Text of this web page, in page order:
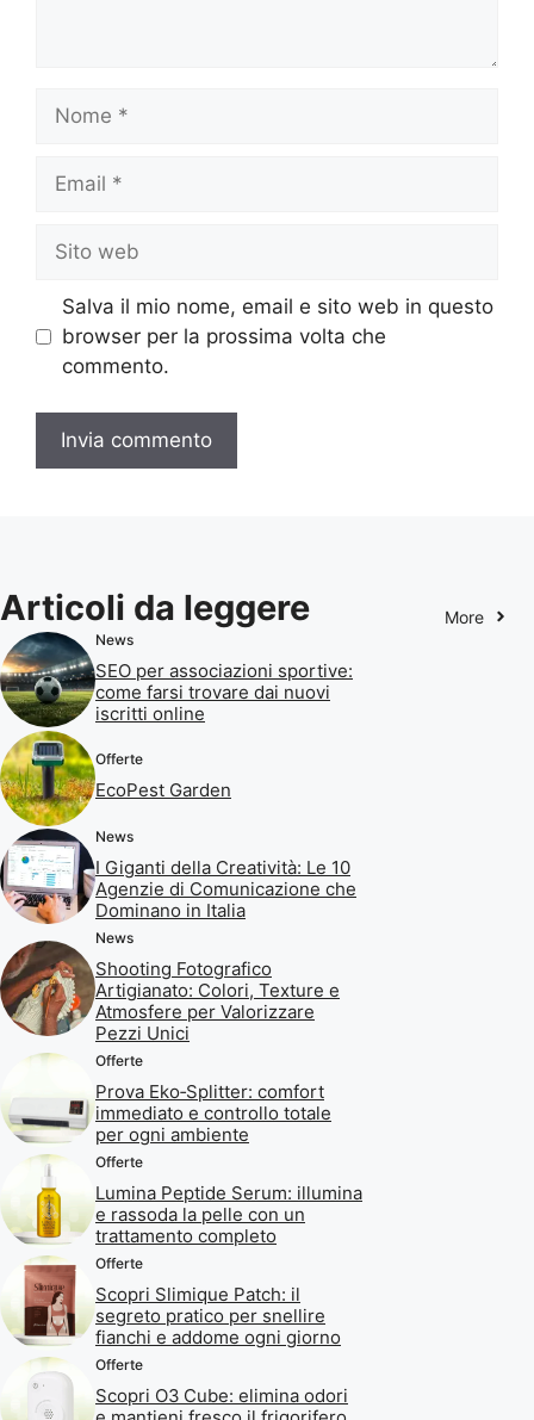
Nome
Email
Sito
web
Salva il mio nome, email e sito web in questo
browser per la prossima volta che
commento.
Articoli da leggere More
News
SEO per associazioni sportive:
come farsi trovare dai nuovi
iscritti online
Offerte
EcoPest Garden
News
I Giganti della Creatività: Le 10
Agenzie di Comunicazione che
Dominano in Italia
News
Shooting Fotografico
Artigianato: Colori, Texture e
Atmosfere per Valorizzare
Pezzi Unici
Offerte
Prova Eko‑Splitter: comfort
immediato e controllo totale
per ogni ambiente
Offerte
Lumina Peptide Serum: illumina
e rassoda la pelle con un
trattamento completo
Offerte
Scopri Slimique Patch: il
segreto pratico per snellire
fianchi e addome ogni giorno
Offerte
Scopri O3 Cube: elimina odori